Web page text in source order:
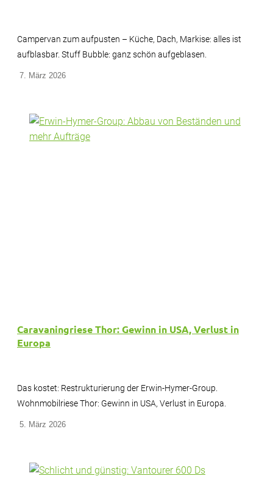
Campervan zum aufpusten – Küche, Dach, Markise: alles ist
aufblasbar. Stuff Bubble: ganz schön aufgeblasen.
7. März 2026
Caravaningriese Thor: Gewinn in USA, Verlust in
Europa
Das kostet: Restrukturierung der Erwin-Hymer-Group.
Wohnmobilriese Thor: Gewinn in USA, Verlust in Europa.
5. März 2026